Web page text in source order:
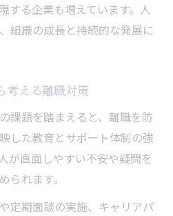
する企業も増えています。人
組織の成長と持続的な発展に
考える離職対策
課題を踏まえると、離職を防
した教育とサポート体制の強
が直面しやすい不安や疑問を
られます。
定期面談の実施、キャリアパ